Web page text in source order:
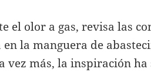
el olor a gas, revisa las
la manguera de
vez más, la inspiración ha